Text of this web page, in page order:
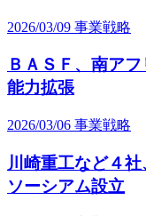
2026/03/09 事業戦略
ＢＡＳＦ、南ア
能力拡張
2026/03/06 事業戦略
川崎重工など４
ソーシアム設立